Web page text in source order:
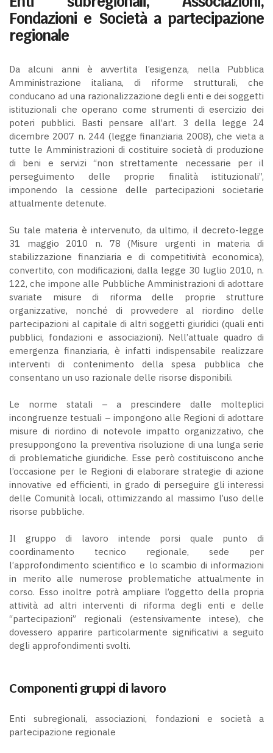
Fondazioni e Società a partecipazione
regionale
Da alcuni anni è avvertita l’esigenza, nella Pubblica
Amministrazione italiana, di riforme strutturali, che
conducano ad una razionalizzazione degli enti e dei soggetti
istituzionali che operano come strumenti di esercizio dei
poteri pubblici. Basti pensare all’art. 3 della legge 24
dicembre 2007 n. 244 (legge finanziaria 2008), che vieta a
tutte le Amministrazioni di costituire società di produzione
di beni e servizi “non strettamente necessarie per il
perseguimento delle proprie finalità istituzionali”,
imponendo la cessione delle partecipazioni societarie
attualmente detenute.
Su tale materia è intervenuto, da ultimo, il decreto-legge
31 maggio 2010 n. 78 (Misure urgenti in materia di
stabilizzazione finanziaria e di competitività economica),
convertito, con modificazioni, dalla legge 30 luglio 2010, n.
122, che impone alle Pubbliche Amministrazioni di adottare
svariate misure di riforma delle proprie strutture
organizzative, nonché di provvedere al riordino delle
partecipazioni al capitale di altri soggetti giuridici (quali enti
pubblici, fondazioni e associazioni). Nell’attuale quadro di
emergenza finanziaria, è infatti indispensabile realizzare
interventi di contenimento della spesa pubblica che
consentano un uso razionale delle risorse disponibili.
Le norme statali – a prescindere dalle molteplici
incongruenze testuali – impongono alle Regioni di adottare
misure di riordino di notevole impatto organizzativo, che
presuppongono la preventiva risoluzione di una lunga serie
di problematiche giuridiche. Esse però costituiscono anche
l’occasione per le Regioni di elaborare strategie di azione
innovative ed efficienti, in grado di perseguire gli interessi
delle Comunità locali, ottimizzando al massimo l’uso delle
risorse pubbliche.
Il gruppo di lavoro intende porsi quale punto di
coordinamento tecnico regionale, sede per
l’approfondimento scientifico e lo scambio di informazioni
in merito alle numerose problematiche attualmente in
corso. Esso inoltre potrà ampliare l’oggetto della propria
attività ad altri interventi di riforma degli enti e delle
“partecipazioni” regionali (estensivamente intese), che
dovessero apparire particolarmente significativi a seguito
degli approfondimenti svolti.
Componenti gruppi di lavoro
Enti subregionali, associazioni, fondazioni e società a
partecipazione regionale